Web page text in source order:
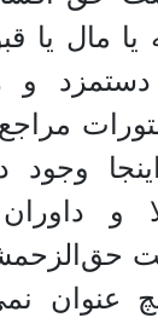
یا مال یا
و
وجود
و